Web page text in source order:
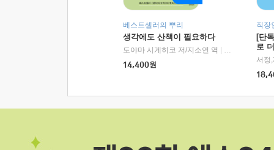
베스트셀러의 뿌리
생각에도 산책이 필요하다
도야마 시게히코 저/지소연 역
알에이치코리
14,400원
직장
[단
로